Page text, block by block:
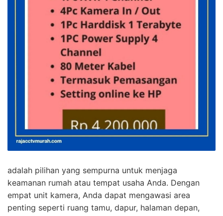
adalah pilihan yang sempurna untuk menjaga
keamanan rumah atau tempat usaha Anda. Dengan
empat unit kamera, Anda dapat mengawasi area
penting seperti ruang tamu, dapur, halaman depan,